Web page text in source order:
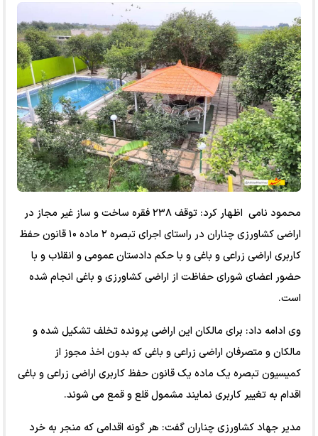
محمود نامی اظهار کرد: توقف ۲۳۸ فقره ساخت و ساز غیر مجاز در
اراضی کشاورزی چناران در راستای اجرای تبصره ۲ ماده ۱۰ قانون حفظ
کاربری اراضی زراعی و باغی و با حکم دادستان عمومی و انقلاب و با
حضور اعضای شورای حفاظت از اراضی کشاورزی و باغی انجام شده
است.
وی ادامه داد: برای مالکان این اراضی پرونده تخلف تشکیل شده و
مالکان و متصرفان اراضی زراعی و باغی که بدون اخذ مجوز از
کمیسیون تبصره یک ماده یک قانون حفظ کاربری اراضی زراعی و باغی
اقدام به تغییر کاربری نمایند مشمول قلع و قمع می شوند.
مدیر جهاد کشاورزی چناران گفت: هر گونه اقدامی که منجر به خرد